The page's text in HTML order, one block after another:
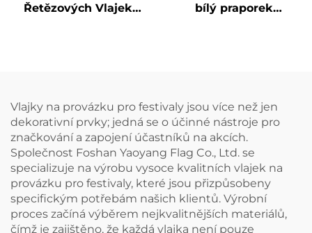
Řetězových Vlajek
bílý praporek
Vlajky na provázku pro festivaly jsou více než jen
dekorativní prvky; jedná se o účinné nástroje pro
značkování a zapojení účastníků na akcích.
Společnost Foshan Yaoyang Flag Co., Ltd. se
specializuje na výrobu vysoce kvalitních vlajek na
provázku pro festivaly, které jsou přizpůsobeny
specifickým potřebám našich klientů. Výrobní
proces začíná výběrem nejkvalitnějších materiálů,
čímž je zajištěno, že každá vlajka není pouze